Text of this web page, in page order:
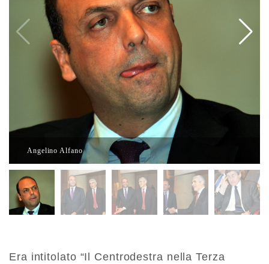
Angelino Alfano
Era intitolato “Il Centrodestra nella Terza